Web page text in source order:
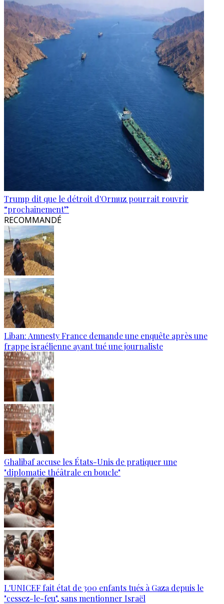
Trump dit que le détroit d'Ormuz pourrait rouvrir
“prochainement”
RECOMMANDÉ
Liban: Amnesty France demande une enquête après une
frappe israélienne ayant tué une journaliste
Ghalibaf accuse les États-Unis de pratiquer une
"diplomatie théâtrale en boucle"
L'UNICEF fait état de 300 enfants tués à Gaza depuis le
"cessez-le-feu", sans mentionner Israël